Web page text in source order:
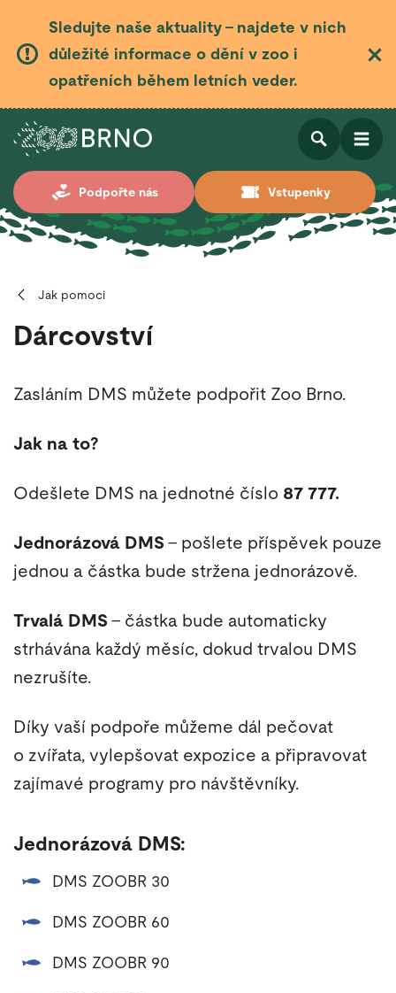
Sledujte naše aktuality – najdete v nich
důležité informace o dění v zoo i
opatřeních během letních veder.
Podpořte nás Vstupenky
Otevřít
Otevřít
Jak pomoci
Dárcovství
Zasláním DMS můžete podpořit Zoo Brno.
Jak na to?
Odešlete DMS na jednotné číslo 87 777.
Jednorázová DMS – pošlete příspěvek pouze
jednou a částka bude stržena jednorázově.
Trvalá DMS – částka bude automaticky
strhávána každý měsíc, dokud trvalou DMS
nezrušíte.
Díky vaší podpoře můžeme dál pečovat
o zvířata, vylepšovat expozice a připravovat
zajímavé programy pro návštěvníky.
Jednorázová DMS:
DMS ZOOBR 30
DMS ZOOBR 60
DMS ZOOBR 90